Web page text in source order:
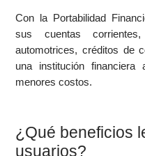
Con la Portabilidad
sus cuentas
automotrices, créditos de
una institución
menores costos.
¿Qué beneficios
usuarios?